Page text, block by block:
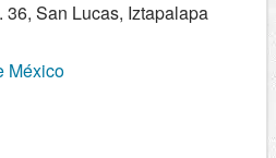
San Lucas, Iztapalapa
México